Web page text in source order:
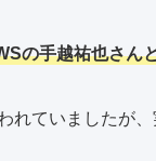
の手越祐也さん
れていましたが